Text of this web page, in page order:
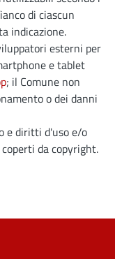
di ciascun
indicazione.
esterni per
e tablet
; il Comune non
o dei danni
e diritti d'uso e/o
da copyright.